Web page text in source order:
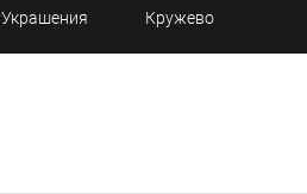
Украшения Кружево